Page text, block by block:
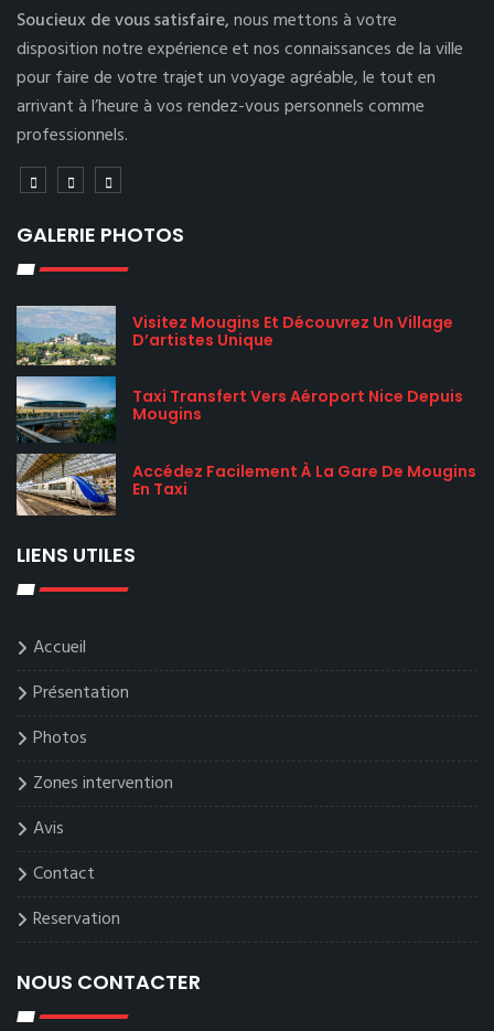
Soucieux de vous satisfaire,nous mettons à votre
disposition notre expérience et nos connaissances de la ville
pour faire de votre trajet un voyage agréable, le tout en
arrivant à l’heure à vos rendez-vous personnels comme
professionnels.
GALERIE PHOTOS
Visitez Mougins Et Découvrez Un Village
D’artistes Unique
Taxi Transfert Vers Aéroport Nice Depuis
Mougins
Accédez Facilement À La Gare De Mougins
En Taxi
LIENS UTILES
Accueil
Présentation
Photos
Zones intervention
Avis
Contact
Reservation
NOUS CONTACTER